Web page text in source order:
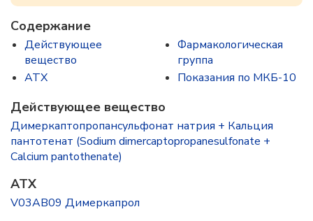
Содержание
Действующее
вещество
ATX
Фармакологическая
группа
Показания по МКБ-10
Действующее вещество
Димеркаптопропансульфонат натрия + Кальция
пантотенат (Sodium dimercaptopropanesulfonate +
Calcium pantothenate)
ATX
V03AB09 Димеркапрол